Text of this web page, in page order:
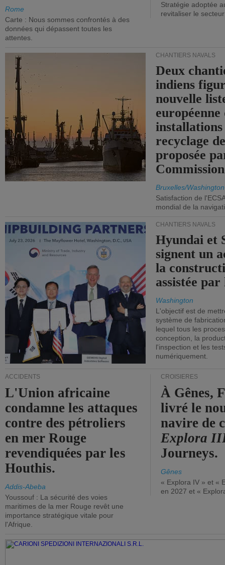
Rome
Carte : Nous sommes confrontés à des
données qui dépassent toutes les
attentes.
Stratégie adoptée
revitaliser le secteur
CHANTIERS NAVALS
Deux
indiens
nouvelle
européenne
installations
recyclage
proposée
Bruxelles/Washington
Satisfaction de
mondial de la
CHANTIERS NAVALS
Hyundai et
signent un
la
assistée
Washington
L'objectif est de
système de
lequel tous les
conception, la
l'inspection et les
numériquement.
ACCIDENTS
L'Union africaine
condamne les attaques
contre des pétroliers
en mer Rouge
revendiquées par les
Houthis.
Addis-Abeba
Youssouf : La sécurité des voies
maritimes de la mer Rouge revêt une
importance stratégique vitale pour
l'Afrique.
CROISIÈRES
À Gênes,
livré le
navire de
Explora
Journeys.
Gênes
« Explora IV » et «
en 2027 et «